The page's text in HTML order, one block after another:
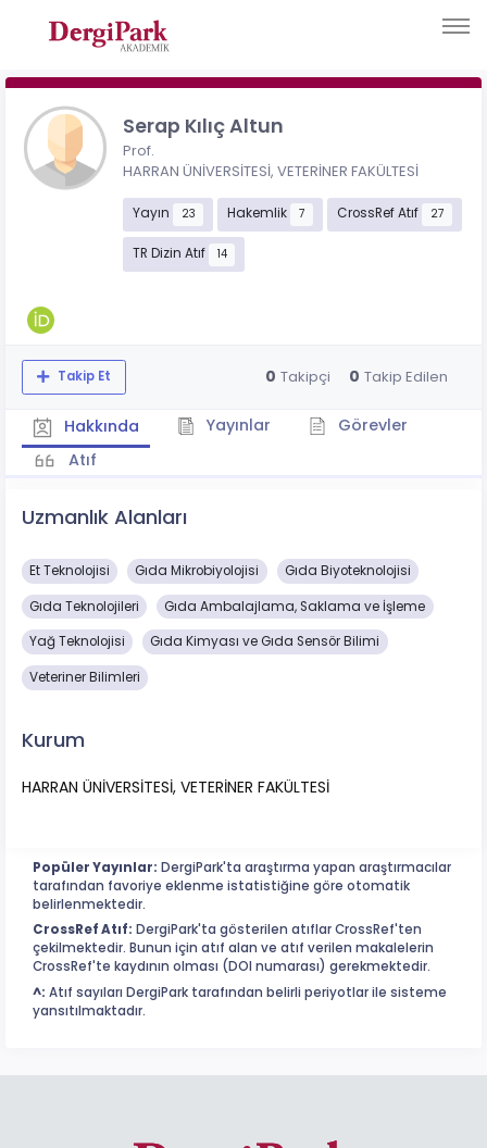
Serap Kılıç Altun
Prof.
HARRAN ÜNİVERSİTESİ, VETERİNER FAKÜLTESİ
Yayın 23 Hakemlik 7 CrossRef Atıf 27
TR Dizin Atıf 14
Takip Et 0 Takipçi 0 Takip Edilen
Hakkında Yayınlar
Görevler
Atıf
Uzmanlık Alanları
Et Teknolojisi Gıda Mikrobiyolojisi Gıda Biyoteknolojisi
Gıda Teknolojileri Gıda Ambalajlama, Saklama ve İşleme
Yağ Teknolojisi Gıda Kimyası ve Gıda Sensör Bilimi
Veteriner Bilimleri
Kurum
HARRAN ÜNİVERSİTESİ, VETERİNER FAKÜLTESİ
Popüler Yayınlar: DergiPark'ta araştırma yapan araştırmacılar
tarafından favoriye eklenme istatistiğine göre otomatik
belirlenmektedir.
CrossRef Atıf: DergiPark'ta gösterilen atıflar CrossRef'ten
çekilmektedir. Bunun için atıf alan ve atıf verilen makalelerin
CrossRef'te kaydının olması (DOI numarası) gerekmektedir.
^: Atıf sayıları DergiPark tarafından belirli periyotlar ile sisteme
yansıtılmaktadır.